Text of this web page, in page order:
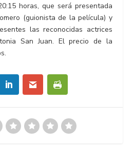
horas, que será presentada
(guionista de la película) y
las reconocidas actrices
San Juan. El precio de la